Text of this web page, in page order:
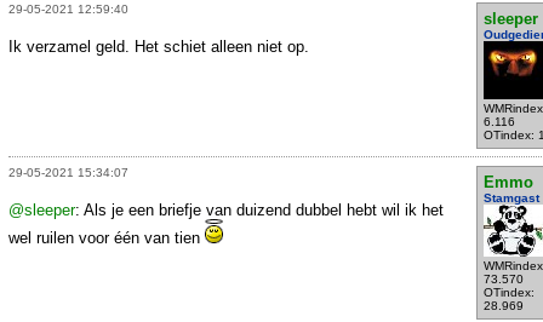
29-05-2021 12:59:40
sleeper
6.116
OTindex:
Ik verzamel geld. Het schiet alleen niet op.
29-05-2021 15:34:07
Emmo
Stamgast
73.570
OTindex:
28.969
@sleeper: Als je een briefje van duizend dubbel hebt wil ik het
wel ruilen voor één van tien